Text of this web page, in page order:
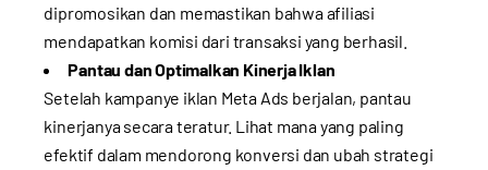
dipromosikan dan memastikan bahwa afiliasi
mendapatkan komisi dari transaksi yang berhasil.
Pantau dan Optimalkan Kinerja Iklan
Setelah kampanye iklan Meta Ads berjalan, pantau
kinerjanya secara teratur. Lihat mana yang paling
efektif dalam mendorong konversi dan ubah strategi